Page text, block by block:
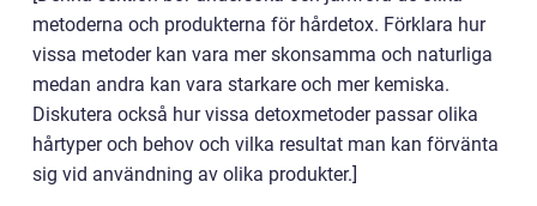
metoderna och produkterna för hårdetox. Förklara hur
vissa metoder kan vara mer skonsamma och naturliga
medan andra kan vara starkare och mer kemiska.
Diskutera också hur vissa detoxmetoder passar olika
hårtyper och behov och vilka resultat man kan förvänta
sig vid användning av olika produkter.]